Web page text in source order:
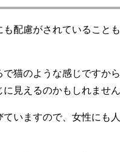
も配慮がされていること
で猫のような感じですか
見えるのかもしれません
いますので、女性にも